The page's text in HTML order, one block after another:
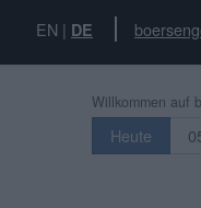
EN | DE
Willkommen auf
Heute